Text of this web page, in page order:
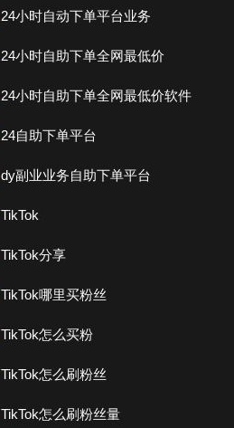
24小时自动下单平台业务
24小时自助下单全网最低价
24小时自助下单全网最低价软件
24自助下单平台
dy副业业务自助下单平台
TikTok
TikTok分享
TikTok哪里买粉丝
TikTok怎么买粉
TikTok怎么刷粉丝
TikTok怎么刷粉丝量